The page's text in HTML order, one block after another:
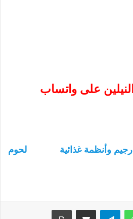
على واتساب
رجيم وأنظمة غذائية
لحوم
واتساب